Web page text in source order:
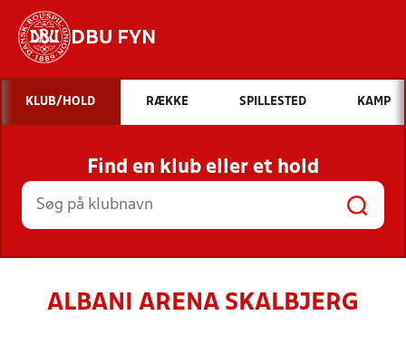
DBU FYN
Hvad vil du søge efter?
INDHOLD OG NYHEDER
STILLINGER, RESULTATER, KLUBBER OG
HOLD
KLUB/HOLD RÆKKE SPILLESTED KAMP
Find en klub eller et hold
ALBANI ARENA SKALBJERG